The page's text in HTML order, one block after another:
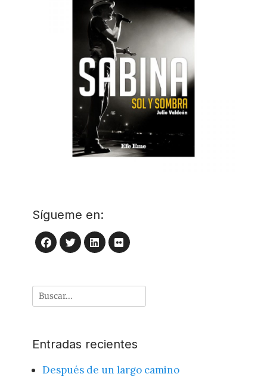
Sígueme en:
Facebook
Twitter
LinkedIn
Flickr
Buscar
Entradas recientes
Después de un largo camino